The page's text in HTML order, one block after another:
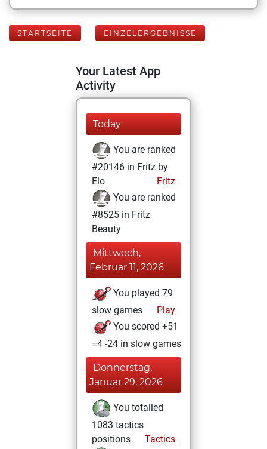
STARTSEITE EINZELERGEBNISSE
Your Latest App
Activity
Today
You are ranked
#20146 in Fritz by
Elo
Fritz
You are ranked
#8525 in Fritz
Beauty
Mittwoch,
Februar 11, 2026
You played 79
slow games
Play
You scored +51
=4 -24 in slow games
Donnerstag,
Januar 29, 2026
You totalled
1083 tactics
positions
Tactics